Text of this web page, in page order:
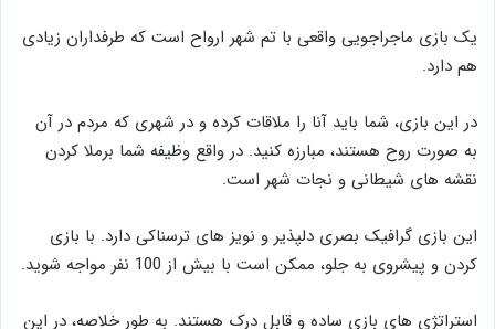
یک بازی ماجراجویی واقعی با تم شهر ارواح است که طرفداران زیادی
هم دارد.
در این بازی، شما باید آنا را ملاقات کرده و در شهری که مردم در آن
به صورت روح هستند، مبارزه کنید. در واقع وظیفه شما برملا کردن
نقشه های شیطانی و نجات شهر است.
این بازی گرافیک بصری دلپذیر و نویز های ترسناکی دارد. با بازی
کردن و پیشروی به جلو، ممکن است با بیش از 100 نفر مواجه شوید.
استراتژی های بازی ساده و قابل درک هستند. به طور خلاصه، در این